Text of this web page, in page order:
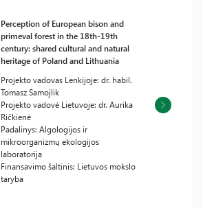
Perception of European bison and
primeval forest in the 18th-19th
century: shared cultural and natural
heritage of Poland and Lithuania
Projekto vadovas Lenkijoje: dr. habil.
Tomasz Samojlik
Projekto vadovė Lietuvoje: dr. Aurika
Ričkienė
Padalinys: Algologijos ir
mikroorganizmų ekologijos
laboratorija
Finansavimo šaltinis: Lietuvos mokslo
taryba